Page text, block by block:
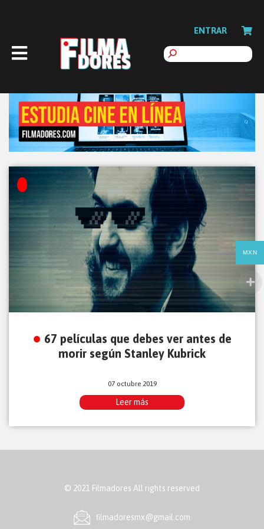
ENTRAR
67 películas que debes ver antes de
morir según Stanley Kubrick
07 octubre 2019
Leer más
© 2021 Filmadores All rights reserved
ﬁlmadoresmx@gmail.com
MXN